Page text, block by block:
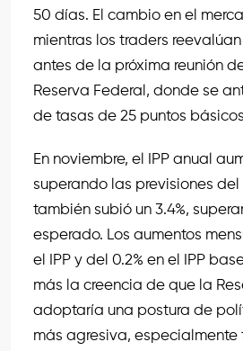
50 días. El cambio en el
mientras los traders
antes de la próxima reunión
Reserva Federal, donde se
de tasas de 25 puntos
En noviembre, el IPP anual
superando las previsiones del
también subió un 3.4%,
esperado. Los aumentos
el IPP y del 0.2% en el IPP
más la creencia de que la
adoptaría una postura de
más agresiva, especialmente